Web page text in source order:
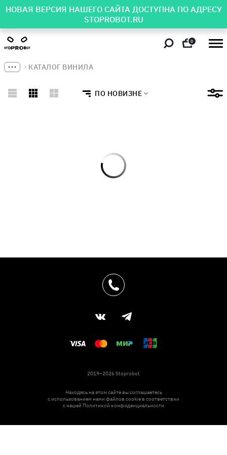
НОВАЯ ВЕРСИЯ НАШЕГО САЙТА ДОСТУПНА ПО АДРЕСУ
STOPROBOT.RU
0
КАТАЛОГ ВИНИЛА
ПО НОВИЗНЕ
2019–2026 Stoprobot
Находясь на этом сайте вы соглашаетесь
с использованием нами файлов cookie в соответствии
с нашей Политикой конфиденциальности